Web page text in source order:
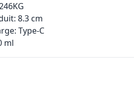
8.3 cm
Type-C
ml